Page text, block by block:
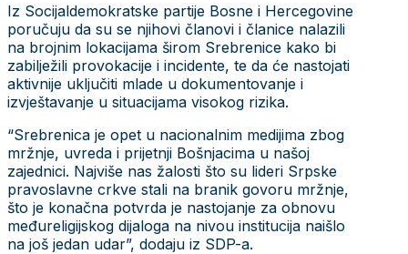
Iz Socijaldemokratske partije Bosne i Hercegovine
poručuju da su se njihovi članovi i članice nalazili
na brojnim lokacijama širom Srebrenice kako bi
zabilježili provokacije i incidente, te da će nastojati
aktivnije uključiti mlade u dokumentovanje i
izvještavanje u situacijama visokog rizika.
“Srebrenica je opet u nacionalnim medijima zbog
mržnje, uvreda i prijetnji Bošnjacima u našoj
zajednici. Najviše nas žalosti što su lideri Srpske
pravoslavne crkve stali na branik govoru mržnje,
što je konačna potvrda je nastojanje za obnovu
međureligijskog dijaloga na nivou institucija naišlo
na još jedan udar”, dodaju iz SDP-a.